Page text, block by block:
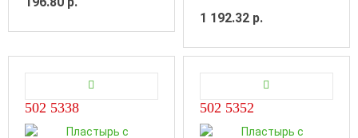
1 192.32 р.
502 5338 502 5352